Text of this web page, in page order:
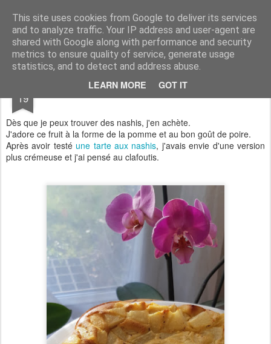
This site uses cookies from Google to deliver its services
and to analyze traffic. Your IP address and user-agent are
shared with Google along with performance and security
metrics to ensure quality of service, generate usage
statistics, and to detect and address abuse.
LEARN MORE GOT IT
Aux papilles by Virginie
19 Clafoutis aux nashis et fève tonka
Dès que je peux trouver des nashis, j'en achète.
J'adore ce fruit à la forme de la pomme et au bon goût de poire.
Après avoir testé une tarte aux nashis, j'avais envie d'une version
plus crémeuse et j'ai pensé au clafoutis.